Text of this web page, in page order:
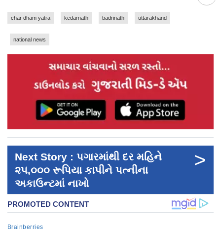
char dham yatra kedarnath badrinath uttarakhand
national news
Next Story : પગારમાંથી દર મહિને
૨૫,૦૦૦ રૂપિયા કાપીને પત્નીના
અકાઉન્ટમાં નાખો
>